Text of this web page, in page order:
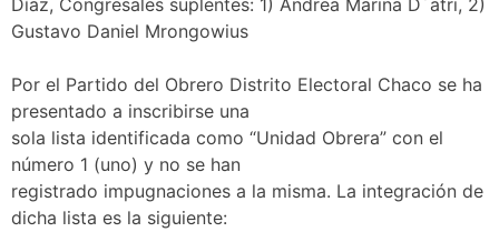
Díaz, Congresales suplentes: 1) Andrea Marina D´atri, 2)
Gustavo Daniel Mrongowius
Por el Partido del Obrero Distrito Electoral Chaco se ha
presentado a inscribirse una
sola lista identificada como “Unidad Obrera” con el
número 1 (uno) y no se han
registrado impugnaciones a la misma. La integración de
dicha lista es la siguiente: